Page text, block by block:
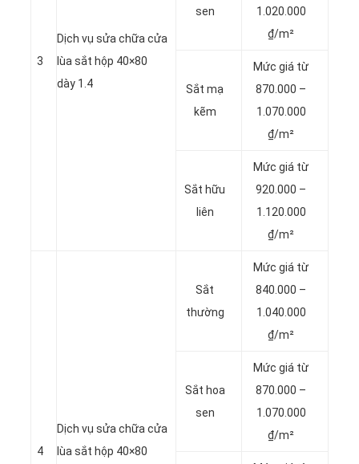
3
Dịch vụ sửa chữa cửa
lùa sắt hộp 40×80
dày 1.4
sen
1.020.000
₫/m²
Sắt mạ
kẽm
Mức giá từ
870.000 –
1.070.000
₫/m²
Sắt hữu
liên
Mức giá từ
920.000 –
1.120.000
₫/m²
4
Dịch vụ sửa chữa cửa
lùa sắt hộp 40×80
Sắt
thường
Mức giá từ
840.000 –
1.040.000
₫/m²
Sắt hoa
sen
Mức giá từ
870.000 –
1.070.000
₫/m²